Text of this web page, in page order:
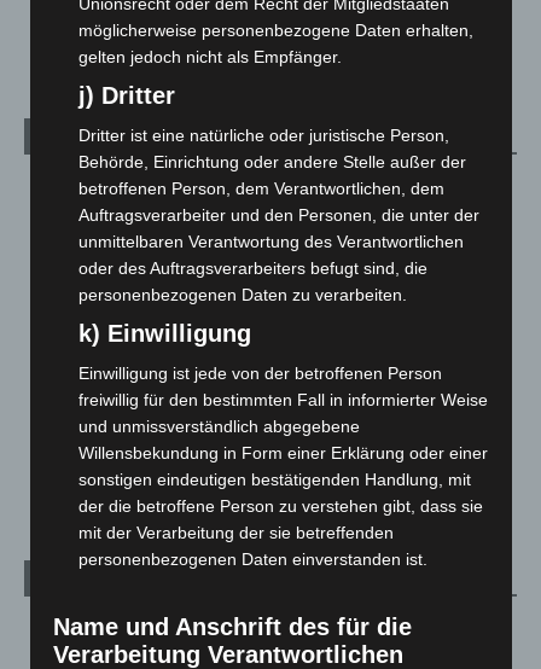
Celle: Mensch stirbt bei Bagger-Unfall auf Baustelle
5. August 2026
Kategorien
Blaulicht
Corona-News
712
Hannover und Region
Langenhagen und Ortsteile
Leserbriefe
Menschen
Über uns
Veranstaltungen
1.888
1.271
August 2026(14)
Unionsrecht oder dem Recht der Mitgliedstaaten
möglicherweise personenbezogene Daten erhalten,
gelten jedoch nicht als Empfänger.
j) Dritter
Dritter ist eine natürliche oder juristische Person,
Behörde, Einrichtung oder andere Stelle außer der
betroffenen Person, dem Verantwortlichen, dem
Auftragsverarbeiter und den Personen, die unter der
unmittelbaren Verantwortung des Verantwortlichen
oder des Auftragsverarbeiters befugt sind, die
personenbezogenen Daten zu verarbeiten.
k) Einwilligung
Einwilligung ist jede von der betroffenen Person
freiwillig für den bestimmten Fall in informierter Weise
und unmissverständlich abgegebene
Willensbekundung in Form einer Erklärung oder einer
sonstigen eindeutigen bestätigenden Handlung, mit
der die betroffene Person zu verstehen gibt, dass sie
mit der Verarbeitung der sie betreffenden
personenbezogenen Daten einverstanden ist.
Name und Anschrift des für die
Verarbeitung Verantwortlichen